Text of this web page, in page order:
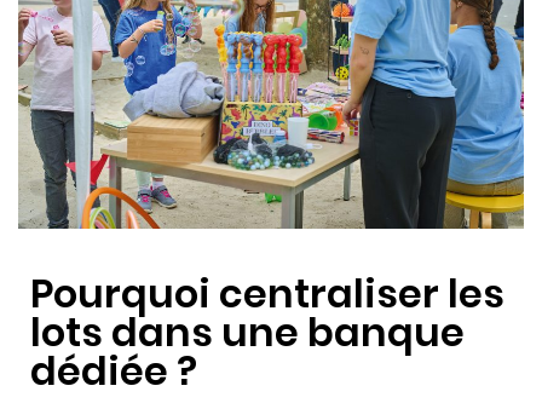
Pourquoi centraliser les
lots dans une banque
dédiée ?